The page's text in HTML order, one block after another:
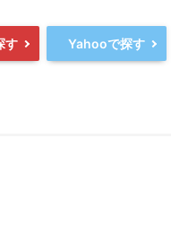
す Yahooで探す